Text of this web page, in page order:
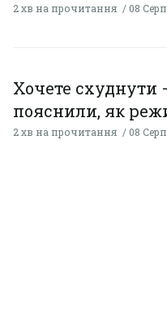
2 хв на прочитання 08
Хочете схуднути
пояснили, як
2 хв на прочитання 08